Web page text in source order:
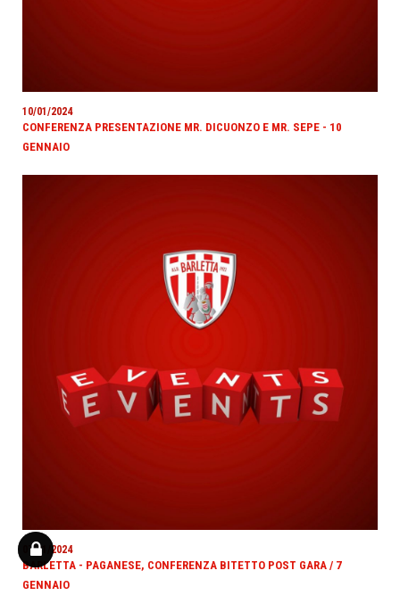
10/01/2024
CONFERENZA PRESENTAZIONE MR. DICUONZO E MR. SEPE - 10
GENNAIO
07/01/2024
BARLETTA - PAGANESE, CONFERENZA BITETTO POST GARA / 7
GENNAIO